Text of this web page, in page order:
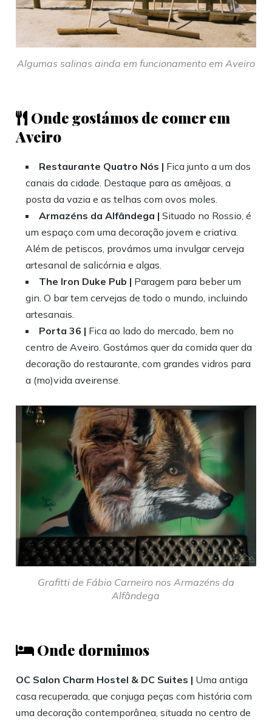
Algumas salinas ainda em funcionamento em Aveiro
Onde gostámos de comer em
Aveiro
Restaurante Quatro Nós | Fica junto a um dos
canais da cidade. Destaque para as amêjoas, a
posta da vazia e as telhas com ovos moles.
Armazéns da Alfândega | Situado no Rossio, é
um espaço com uma decoração jovem e criativa.
Além de petiscos, provámos uma invulgar cerveja
artesanal de salicórnia e algas.
The Iron Duke Pub | Paragem para beber um
gin. O bar tem cervejas de todo o mundo, incluindo
artesanais.
Porta 36 | Fica ao lado do mercado, bem no
centro de Aveiro. Gostámos quer da comida quer da
decoração do restaurante, com grandes vidros para
a (mo)vida aveirense.
Grafitti de Fábio Carneiro nos Armazéns da
Alfândega
Onde dormimos
OC Salon Charm Hostel & DC Suites | Uma antiga
casa recuperada, que conjuga peças com história com
uma decoração contemporânea, situada no centro de